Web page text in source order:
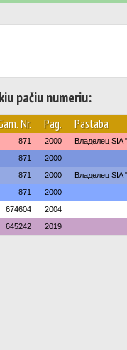
pačiu numeriu:
Nr. Pag. Pastaba
871 2000 Владелец SIA
871 2000
871 2000 Владелец SIA
871 2000
674604 2004
645242 2019